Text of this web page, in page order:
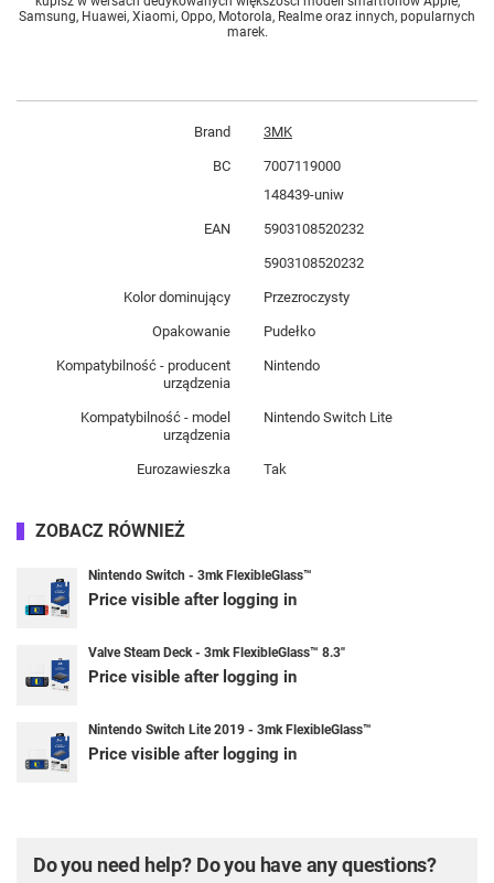
Samsung, Huawei, Xiaomi, Oppo, Motorola, Realme oraz innych, popularnych
marek.
Brand 3MK
BC
7007119000
148439-uniw
EAN 5903108520232
5903108520232
Kolor dominujący Przezroczysty
Opakowanie Pudełko
Kompatybilność - producent
urządzenia
Nintendo
Kompatybilność - model
urządzenia
Nintendo Switch Lite
Eurozawieszka Tak
ZOBACZ RÓWNIEŻ
Nintendo Switch - 3mk FlexibleGlass™
Price visible after logging in
Valve Steam Deck - 3mk FlexibleGlass™ 8.3''
Price visible after logging in
Nintendo Switch Lite 2019 - 3mk FlexibleGlass™
Price visible after logging in
Do you need help? Do you have any questions?